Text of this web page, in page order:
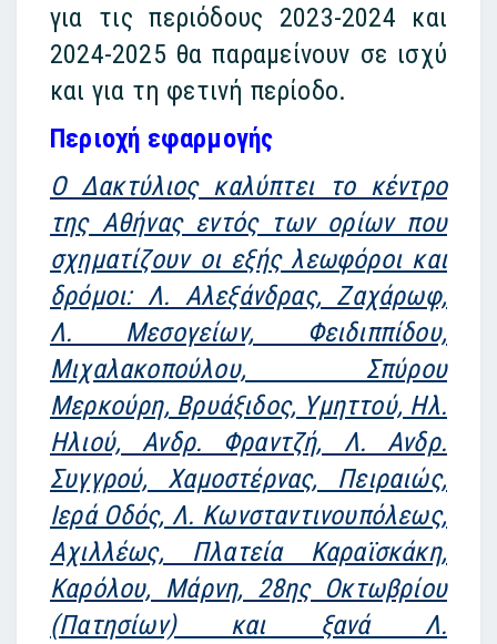
για τις περιόδους 2023-2024 και
2024-2025 θα παραμείνουν σε ισχύ
και για τη φετινή περίοδο.
Περιοχή εφαρμογής
Ο Δακτύλιος καλύπτει το κέντρο
της Αθήνας εντός των ορίων που
σχηματίζουν οι εξής λεωφόροι και
δρόμοι: Λ. Αλεξάνδρας, Ζαχάρωφ,
Λ. Μεσογείων, Φειδιππίδου,
Μιχαλακοπούλου, Σπύρου
Μερκούρη, Βρυάξιδος, Υμηττού, Ηλ.
Ηλιού, Ανδρ. Φραντζή, Λ. Ανδρ.
Συγγρού, Χαμοστέρνας, Πειραιώς,
Ιερά Οδός, Λ. Κωνσταντινουπόλεως,
Αχιλλέως, Πλατεία Καραϊσκάκη,
Καρόλου, Μάρνη, 28ης Οκτωβρίου
(Πατησίων) και ξανά Λ.